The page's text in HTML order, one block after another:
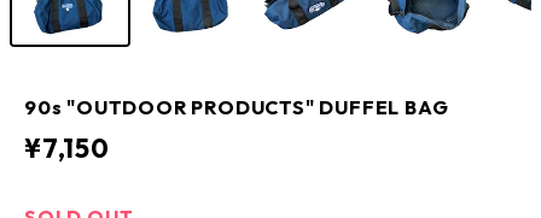
90s "OUTDOOR PRODUCTS" DUFFEL BAG
¥7,150